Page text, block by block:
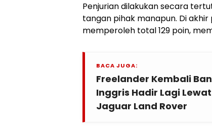
Penjurian dilakukan secara
tangan pihak manapun. Di akhir
memperoleh total 129 poin,
BACA JUGA:
Freelander Kembali
Inggris Hadir Lagi
Jaguar Land Rover